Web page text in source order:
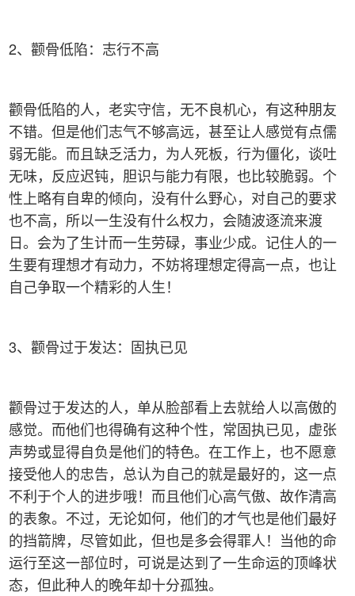
2、颧骨低陷：志行不高
颧骨低陷的人，老实守信，无不良机心，有这种朋友
不错。但是他们志气不够高远，甚至让人感觉有点儒
弱无能。而且缺乏活力，为人死板，行为僵化，谈吐
无味，反应迟钝，胆识与能力有限，也比较脆弱。个
性上略有自卑的倾向，没有什么野心，对自己的要求
也不高，所以一生没有什么权力，会随波逐流来渡
日。会为了生计而一生劳碌，事业少成。记住人的一
生要有理想才有动力，不妨将理想定得高一点，也让
自己争取一个精彩的人生！
3、颧骨过于发达：固执已见
颧骨过于发达的人，单从脸部看上去就给人以高傲的
感觉。而他们也得确有这种个性，常固执已见，虚张
声势或显得自负是他们的特色。在工作上，也不愿意
接受他人的忠告，总认为自己的就是最好的，这一点
不利于个人的进步哦！而且他们心高气傲、故作清高
的表象。不过，无论如何，他们的才气也是他们最好
的挡箭牌，尽管如此，但也是多会得罪人！当他的命
运行至这一部位时，可说是达到了一生命运的顶峰状
态，但此种人的晚年却十分孤独。